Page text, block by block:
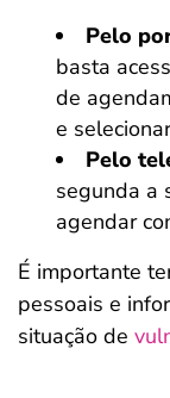
Pelo
basta
de
e
Pelo
segunda a
agendar
É importante
pessoais e
situação de